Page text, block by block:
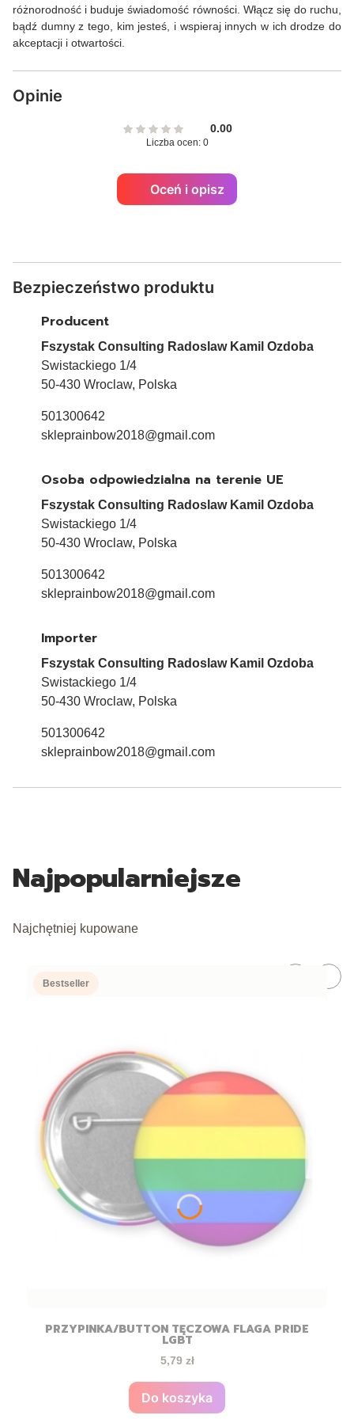
różnorodność i buduje świadomość równości. Włącz się do ruchu,
bądź dumny z tego, kim jesteś, i wspieraj innych w ich drodze do
akceptacji i otwartości.
Opinie
0.00
Liczba ocen: 0
Oceń i opisz
Bezpieczeństwo produktu
Producent
Fszystak Consulting Radoslaw Kamil Ozdoba
Swistackiego 1/4
50-430 Wroclaw, Polska
501300642
skleprainbow2018@gmail.com
Osoba odpowiedzialna na terenie UE
Fszystak Consulting Radoslaw Kamil Ozdoba
Swistackiego 1/4
50-430 Wroclaw, Polska
501300642
skleprainbow2018@gmail.com
Importer
Fszystak Consulting Radoslaw Kamil Ozdoba
Swistackiego 1/4
50-430 Wroclaw, Polska
501300642
skleprainbow2018@gmail.com
Najpopularniejsze
Najchętniej kupowane
Bestseller
PRZYPINKA/BUTTON TĘCZOWA FLAGA PRIDE
LGBT
Cena
5,79 zł
Do koszyka